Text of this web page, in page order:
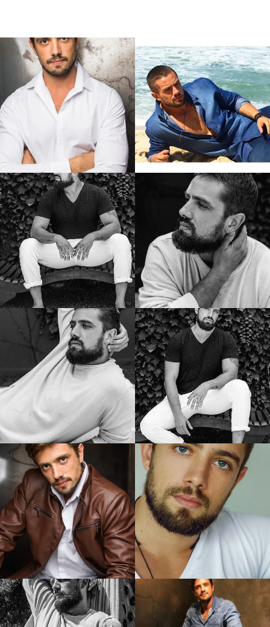
Patinação
Rafting
Rapel
Remo
Skate
Vôlei
Escalada
Snowboard
Futevôlei
SUP
Canoagem
ARTES MARCIAIS
Boxe
Esgrima
Jiu Jitsu
Judô
MMA
VEÍCULOS
Barco
Caminhão
Carro
Bicicleta
Jet Ski
Motocicleta
Motocross
Carreta
Kart
Quadriciclo
Triciclo
Ônibus
Cavalo
Currículo